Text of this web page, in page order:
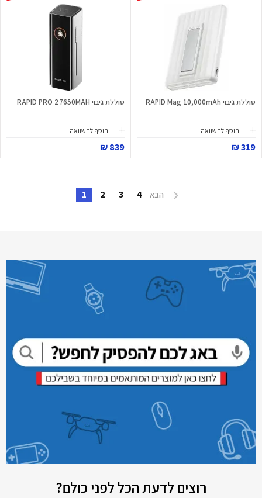
סוללת גיבוי RAPID Mag 10,000mAh
הוסף להשוואה
319 ₪
סוללת גיבוי RAPID PRO 27650MAH
הוסף להשוואה
839 ₪
הבא 4
3
2
1
רוצים לדעת הכל לפני כולם?